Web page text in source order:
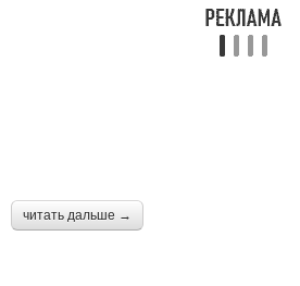
читать дальше →